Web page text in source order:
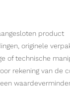
product
originele
of technische
rekening van